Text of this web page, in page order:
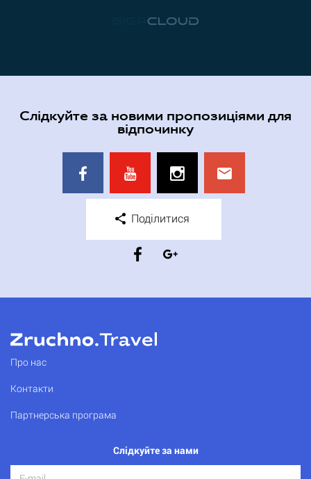
Слідкуйте за новими пропозиціями для
відпочинку
Поділитися
Про нас
Контакти
Партнерська програма
Слідкуйте за нами